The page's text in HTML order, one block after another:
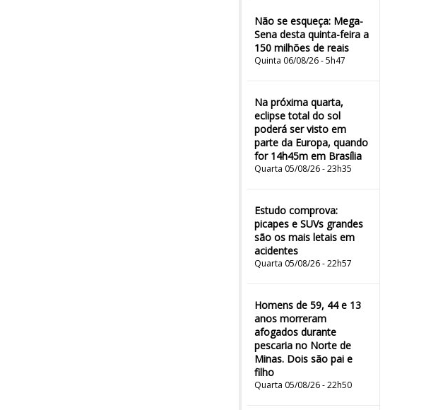
Não se esqueça: Mega-
Sena desta quinta-feira a
150 milhões de reais
Quinta 06/08/26 - 5h47
Na próxima quarta,
eclipse total do sol
poderá ser visto em
parte da Europa, quando
for 14h45m em Brasília
Quarta 05/08/26 - 23h35
Estudo comprova:
picapes e SUVs grandes
são os mais letais em
acidentes
Quarta 05/08/26 - 22h57
Homens de 59, 44 e 13
anos morreram
afogados durante
pescaria no Norte de
Minas. Dois são pai e
filho
Quarta 05/08/26 - 22h50